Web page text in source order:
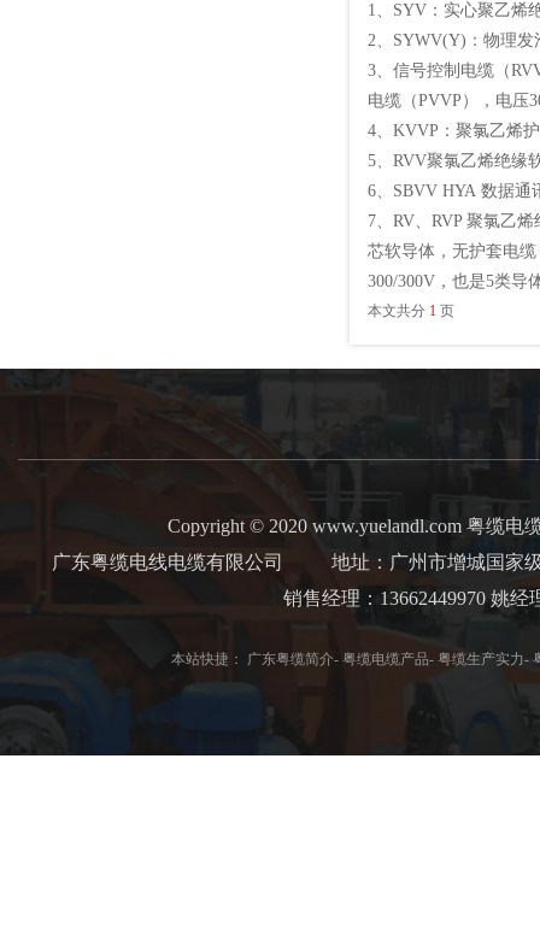
1、SYV：实心聚乙烯
2、SYWV(Y)：物理
3、信号控制电缆（
电缆（PVVP），电压
4、KVVP：聚氯乙烯
5、RVV聚氯乙烯绝缘
6、SBVV HYA 数据通
7、RV、RVP 聚氯乙
芯软导体，无护套电
300/300V，也是5类导
本文共分 1 页
Copyright © 2020 www.yuelandl.com 粤缆电
广东粤缆电线电缆有限公司
地址：广州市增城国家级
销售经理：13662449970 姚
本站快捷： 广东粤缆简介- 粤缆电缆产品- 粤缆生产实力-